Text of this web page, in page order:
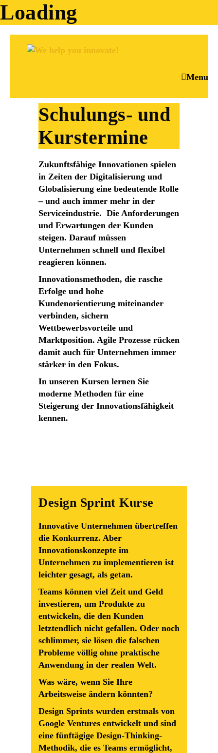
Loading
Menu
Schulungs- und
Kurstermine
Zukunftsfähige Innovationen spielen
in Zeiten der Digitalisierung und
Globalisierung eine bedeutende Rolle
– und auch immer mehr in der
Serviceindustrie. Die Anforderungen
und Erwartungen der Kunden
steigen. Darauf müssen
Unternehmen schnell und flexibel
reagieren können.
Innovationsmethoden, die rasche
Erfolge und hohe
Kundenorientierung miteinander
verbinden, sichern
Wettbewerbsvorteile und
Marktposition. Agile Prozesse rücken
damit auch für Unternehmen immer
stärker in den Fokus.
In unseren Kursen lernen Sie
moderne Methoden für eine
Steigerung der Innovationsfähigkeit
kennen.
Design Sprint Kurse
Innovative Unternehmen übertreffen
die Konkurrenz. Aber
Innovationskonzepte im
Unternehmen zu implementieren ist
leichter gesagt, als getan.
Teams können viel Zeit und Geld
investieren, um Produkte zu
entwickeln, die den Kunden
letztendlich nicht gefallen. Oder noch
schlimmer, sie lösen die falschen
Probleme völlig ohne praktische
Anwendung in der realen Welt.
Was wäre, wenn Sie Ihre
Arbeitsweise ändern könnten?
Design Sprints wurden erstmals von
Google Ventures entwickelt und sind
eine fünftägige Design-Thinking-
Methodik, die es Teams ermöglicht,